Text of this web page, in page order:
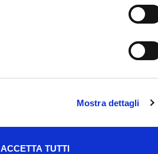
Mostra dettagli
ACCETTA TUTTI